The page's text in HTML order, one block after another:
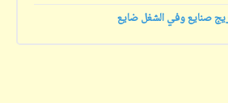
صنايع وفي الشغل ضايع